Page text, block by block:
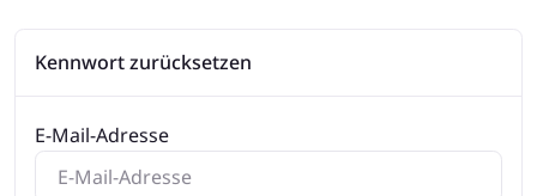
Kennwort zurücksetzen
E-Mail-Adresse